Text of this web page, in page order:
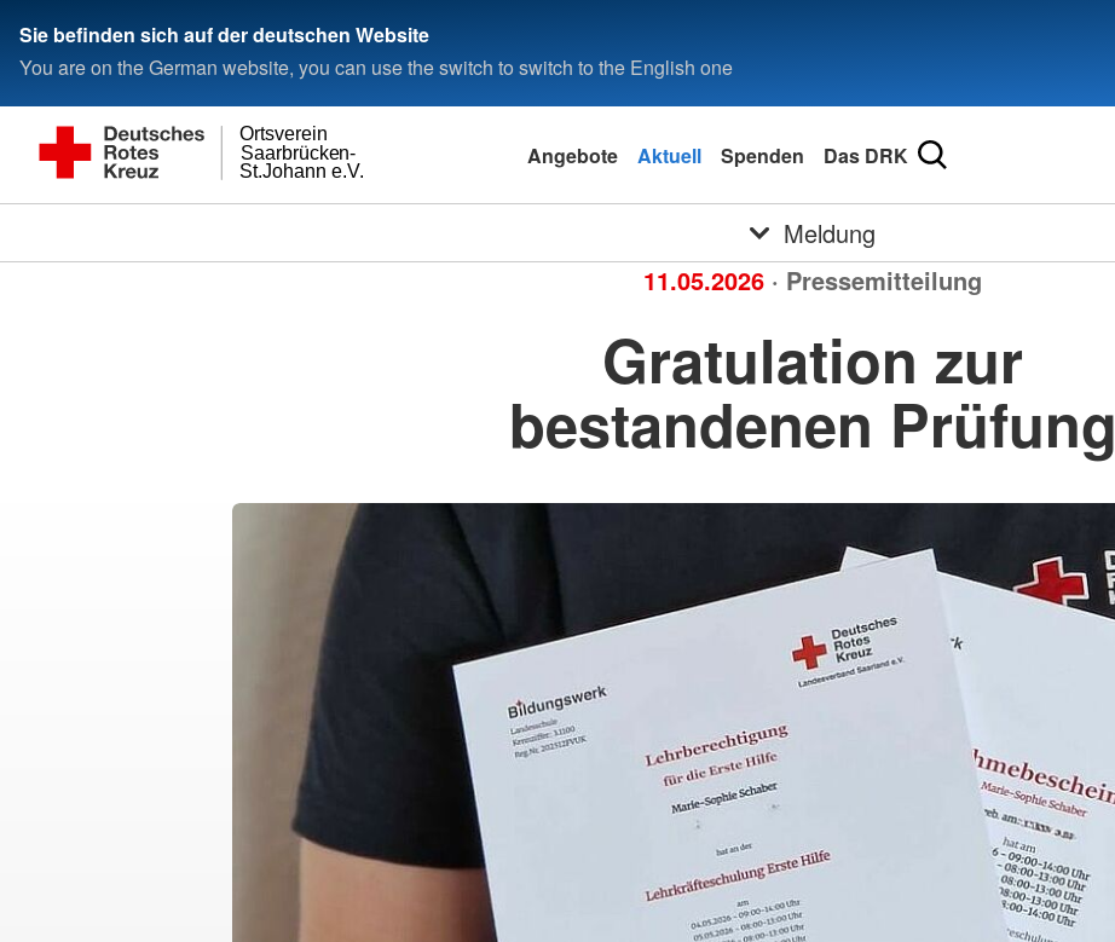
Sie befinden sich auf der deutschen Website
You are on the German website, you can use the switch to switch to the English one
St.Johann e.V.
Saarbrücken-
Ortsverein
Angebote Aktuell Spenden Das DRK
Meldung
11.05.2026 · Pressemitteilung
Gratulation zur
bestandenen Prüfung